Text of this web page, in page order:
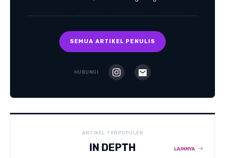
SEMUA ARTIKEL PENULIS
HUBUNGI
ARTIKEL TERPOPULER
IN DEPTH LAINNYA